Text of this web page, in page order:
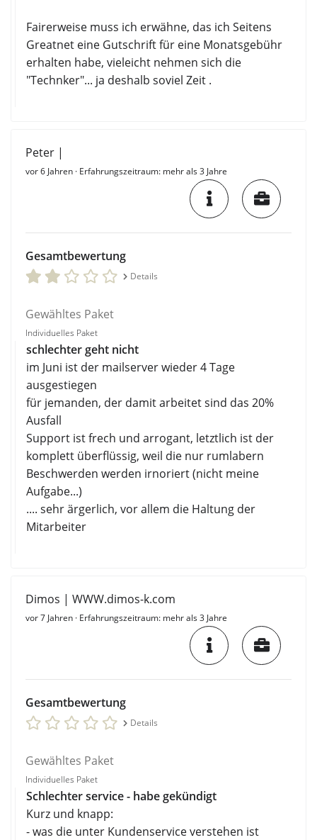
Fairerweise muss ich erwähne, das ich Seitens
Greatnet eine Gutschrift für eine Monatsgebühr
erhalten habe, vieleicht nehmen sich die
"Technker"... ja deshalb soviel Zeit .
Peter |
vor 6 Jahren · Erfahrungszeitraum: mehr als 3 Jahre
Gesamtbewertung
Details
Gewähltes Paket
Individuelles Paket
schlechter geht nicht
im Juni ist der mailserver wieder 4 Tage
ausgestiegen
für jemanden, der damit arbeitet sind das 20%
Ausfall
Support ist frech und arrogant, letztlich ist der
komplett überflüssig, weil die nur rumlabern
Beschwerden werden irnoriert (nicht meine
Aufgabe...)
.... sehr ärgerlich, vor allem die Haltung der
Mitarbeiter
Dimos | WWW.dimos-k.com
vor 7 Jahren · Erfahrungszeitraum: mehr als 3 Jahre
Gesamtbewertung
Details
Gewähltes Paket
Individuelles Paket
Schlechter service - habe gekündigt
Kurz und knapp:
- was die unter Kundenservice verstehen ist